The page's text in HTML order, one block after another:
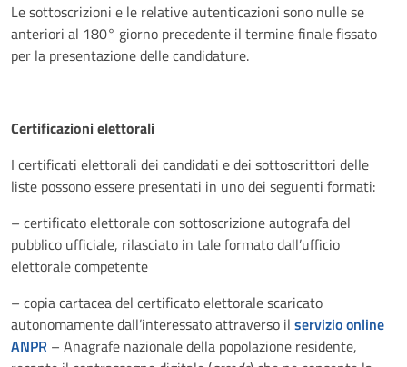
Le sottoscrizioni e le relative autenticazioni sono nulle se
anteriori al 180° giorno precedente il termine finale fissato
per la presentazione delle candidature.
Certificazioni elettorali
I certificati elettorali dei candidati e dei sottoscrittori delle
liste possono essere presentati in uno dei seguenti formati:
– certificato elettorale con sottoscrizione autografa del
pubblico ufficiale, rilasciato in tale formato dall’ufficio
elettorale competente
– copia cartacea del certificato elettorale scaricato
autonomamente dall’interessato attraverso il servizio online
ANPR – Anagrafe nazionale della popolazione residente,